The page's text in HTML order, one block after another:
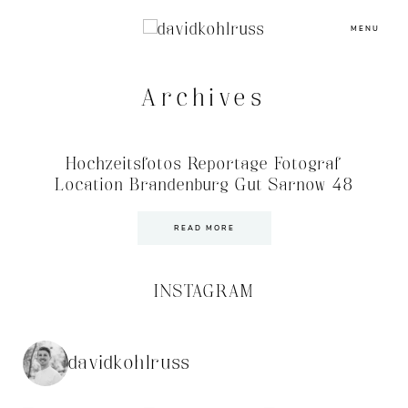
MENU
Archives
Hochzeitsfotos Reportage Fotograf
Location Brandenburg Gut Sarnow 48
READ MORE
INSTAGRAM
davidkohlruss